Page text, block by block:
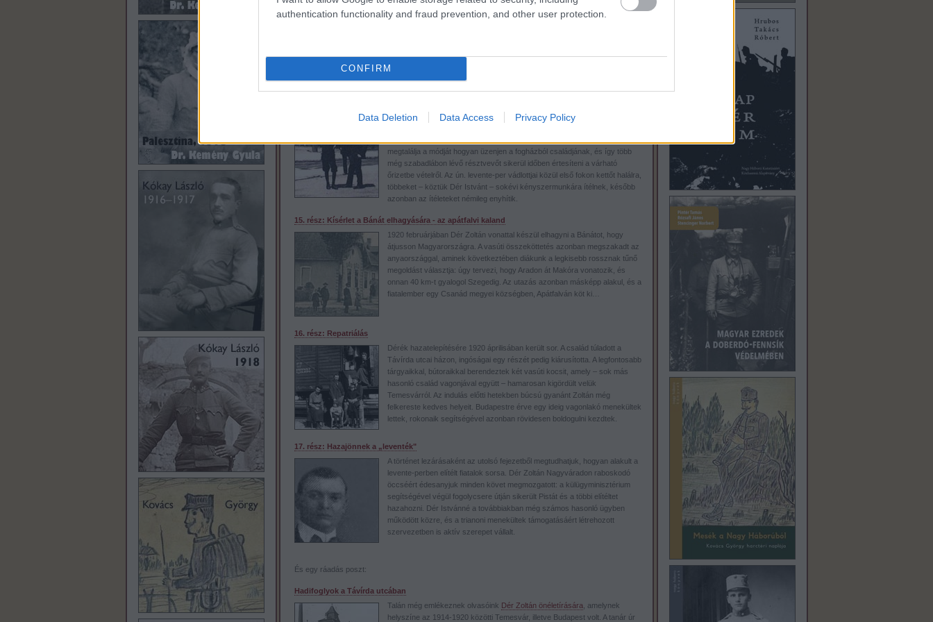
authentication functionality and fraud prevention, and other user protection.
CONFIRM
Data Deletion Data Access Privacy Policy
Temesvár nagyobbrészt magyar érzelmű lakosságából a megszállás és a
fejük felett zajló impériumváltások ellenállást váltottak ki. Szervezkedés
dörömbölnek a csendőrök…
A temesvári diákok titkos szervezkedésének résztvevőit a román politikai
megtalálja a módját hogyan üzenjen a fogházból családjának, és így több
még szabadlábon lévő résztvevőt sikerül időben értesíteni a várható
őrizetbe vételről. Az ún. levente-per vádlottjai közül első fokon kettőt halálra,
többeket – köztük Dér Istvánt – sokévi kényszermunkára ítélnek, később
azonban az ítéleteket némileg enyhítik.
15. rész: Kísérlet a Bánát elhagyására - az apátfalvi kaland
1920 februárjában Dér Zoltán vonattal készül elhagyni a Bánátot, hogy
átjusson Magyarországra. A vasúti összeköttetés azonban megszakadt az
anyaországgal, aminek következtében diákunk a legkisebb rossznak tűnő
megoldást választja: úgy tervezi, hogy Aradon át Makóra vonatozik, és
onnan 40 km-t gyalogol Szegedig. Az utazás azonban másképp alakul, és a
fiatalember egy Csanád megyei községben, Apátfalván köt ki…
16. rész: Repatriálás
Dérék hazatelepítésére 1920 áprilisában került sor. A család túladott a
Távírda utcai házon, ingóságai egy részét pedig kiárusította. A legfontosabb
tárgyaikkal, bútoraikkal berendeztek két vasúti kocsit, amely – sok más
hasonló család vagonjával együtt – hamarosan kigördült velük
Temesvárról. Az indulás előtti hetekben búcsú gyanánt Zoltán még
felkereste kedves helyeit. Budapestre érve egy ideig vagonlakó menekültek
lettek, rokonaik segítségével azonban rövidesen boldogulni kezdtek.
17. rész: Hazajönnek a „leventék"
A történet lezárásaként az utolsó fejezetből megtudhatjuk, hogyan alakult a
levente-perben elítélt fiatalok sorsa. Dér Zoltán Nagyváradon raboskodó
öccséért édesanyjuk minden követ megmozgatott: a külügyminisztérium
segítségével végül fogolycsere útján sikerült Pistát és a többi elítéltet
hazahozni. Dér Istvánné a továbbiakban még számos hasonló ügyben
működött közre, és a trianoni menekültek támogatásáért létrehozott
szervezetben is aktív szerepet vállalt.
És egy ráadás poszt:
Hadifoglyok a Távírda utcában
Talán még emlékeznek olvasóink Dér Zoltán önéletírására , amelynek
helyszíne az 1914-1920 közötti Temesvár, illetve Budapest volt. A tanár úr